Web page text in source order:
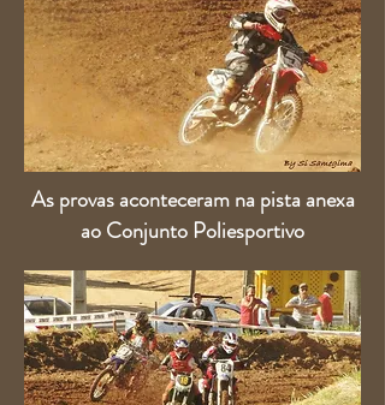
As provas aconteceram na pista anexa
ao Conjunto Poliesportivo